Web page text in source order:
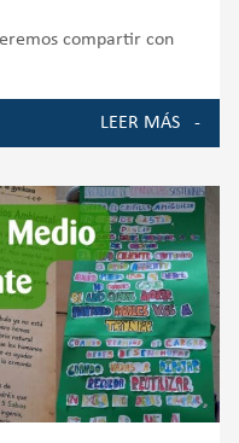
compartir con
han marcado la vida del
Ha sido un año de
LEER MÁS